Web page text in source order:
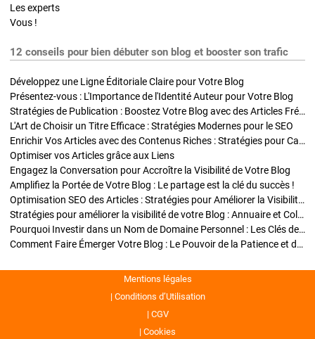
Les experts
Vous !
12 conseils pour bien débuter son blog et booster son trafic
Développez une Ligne Éditoriale Claire pour Votre Blog
Présentez-vous : L'Importance de l'Identité Auteur pour Votre Blog
Stratégies de Publication : Boostez Votre Blog avec des Articles Fréquents et Exclusifs
L'Art de Choisir un Titre Efficace : Stratégies Modernes pour le SEO
Enrichir Vos Articles avec des Contenus Riches : Stratégies pour Captiver et Optimiser
Optimiser vos Articles grâce aux Liens
Engagez la Conversation pour Accroître la Visibilité de Votre Blog
Amplifiez la Portée de Votre Blog : Le partage est la clé du succès !
Optimisation SEO des Articles : Stratégies pour Améliorer la Visibilité de Votre Blog
Stratégies pour améliorer la visibilité de votre Blog : Annuaire et Collaborations
Pourquoi Investir dans un Nom de Domaine Personnel : Les Clés de la Réussite de Votre Blog
Comment Faire Émerger Votre Blog : Le Pouvoir de la Patience et de la Persévérance
Mentions légales
Conditions d’Utilisation
CGV
Cookies